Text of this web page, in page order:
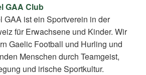
GAA Club
GAA ist ein Sportverein in der
für Erwachsene und Kinder. Wir
Gaelic Football und Hurling und
Menschen durch Teamgeist,
und irische Sportkultur.